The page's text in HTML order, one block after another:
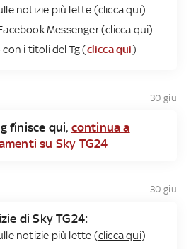
notizie più lette (clicca qui)
Messenger (clicca qui)
i titoli del Tg (clicca qui)
30 giu
finisce qui, continua a
su Sky TG24
30 giu
di Sky TG24:
notizie più lette (clicca qui)